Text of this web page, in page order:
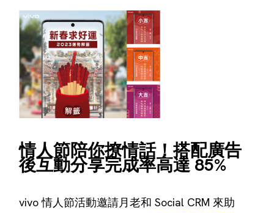
情人節陪你撩情話！搭配廣告
後互動分享完成率高達 85%
vivo 情人節活動邀請月老和 Social CRM 來助